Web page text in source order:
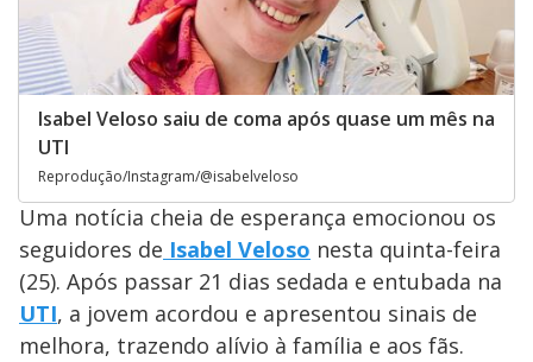
Isabel Veloso saiu de coma após quase um mês na
UTI
Reprodução/Instagram/@isabelveloso
Uma notícia cheia de esperança emocionou os
seguidores de Isabel Veloso nesta quinta-feira
(25). Após passar 21 dias sedada e entubada na
UTI, a jovem acordou e apresentou sinais de
melhora, trazendo alívio à família e aos fãs.